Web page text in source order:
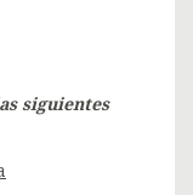
siguientes